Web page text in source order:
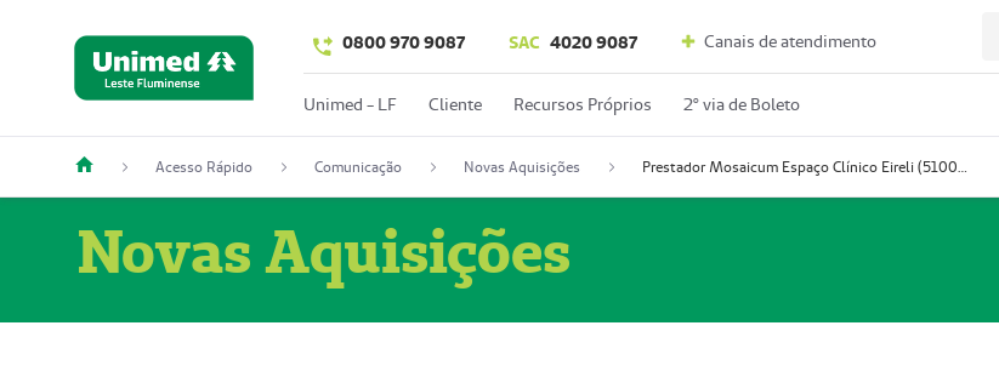
0800 970 9087 SAC 4020 9087 Canais de atendimento
Unimed - LF Cliente Recursos Próprios 2º via de Boleto
Acesso Rápido Comunicação Novas Aquisições Prestador Mosaicum Espaço Clínico Eireli (51004355-5)
Novas Aquisições